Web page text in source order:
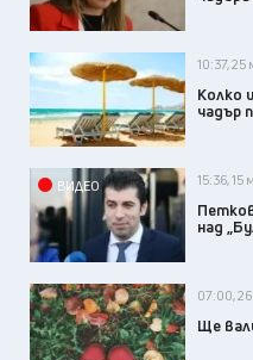
10:37, 25
Колко
чадър
ВИДЕО 15:36,
над
07:00, 26
Ще